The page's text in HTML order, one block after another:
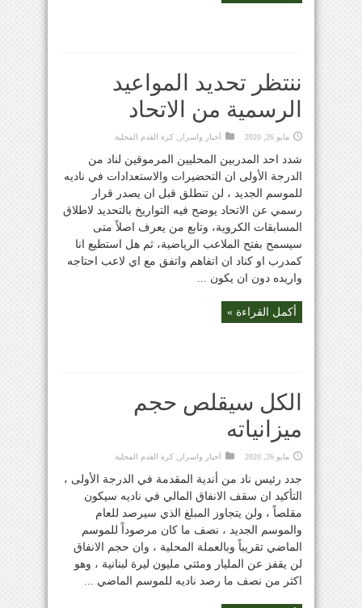
ننتظر تحديد المواعيد
الرسمية من الاتحاد
مايو 26, 2020 أخبار واسرار كرة القدم المحلية
شدد احد المدربين المحليين المرموقين لناد من
الدرجة الأولى ان التحضيرات والاستعدادات في ناديه
للموسم الجديد ، لن تنطلق قبل ان يصدر قرار
رسمي عن الاتحاد يوضح فيه التواريخ بالتحديد لاطلاق
المسابقات الكروية، وتابع من يعرف اصلاً متى
سيسمح بفتح الملاعب الرياضية، ثم هل استطيع انا
كمدرب او كناد ان اتفاهم واتفق مع اي لاعب احتاجه
واريده دون ان يكون ...
أكمل القراءة »
الكل سيقلص حجم
ميزانياته
مايو 26, 2020 أخبار واسرار كرة القدم المحلية
جدد رئيس ناد من أندية المقدمة في الدرجة الأولى ،
التأكيد ان سقف الانفاق المالي في ناديه سيكون
مقلصاً ، ولن يتجاوز المبلغ الذي سيرصد للعام
والموسم الجديد ، نصف ما كان مرصوداً للموسم
الماضي تقريباً وبالعملة المحلية ، وان حجم الانفاق
لن يقفز عن المليار ومئتي مليون ليرة لبنانية ، وهو
اكثر من نصف ما رصد ناديه للموسم الماضي ...